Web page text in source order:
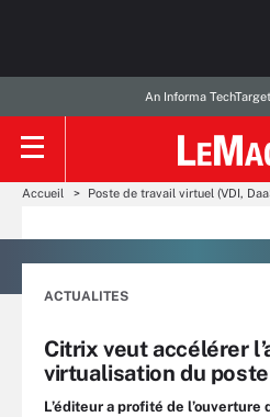
An Informa
Accueil Poste de travail virtuel (VDI,
ACTUALITES
Citrix veut accélérer
virtualisation du
L’éditeur a profité de l’ouverture